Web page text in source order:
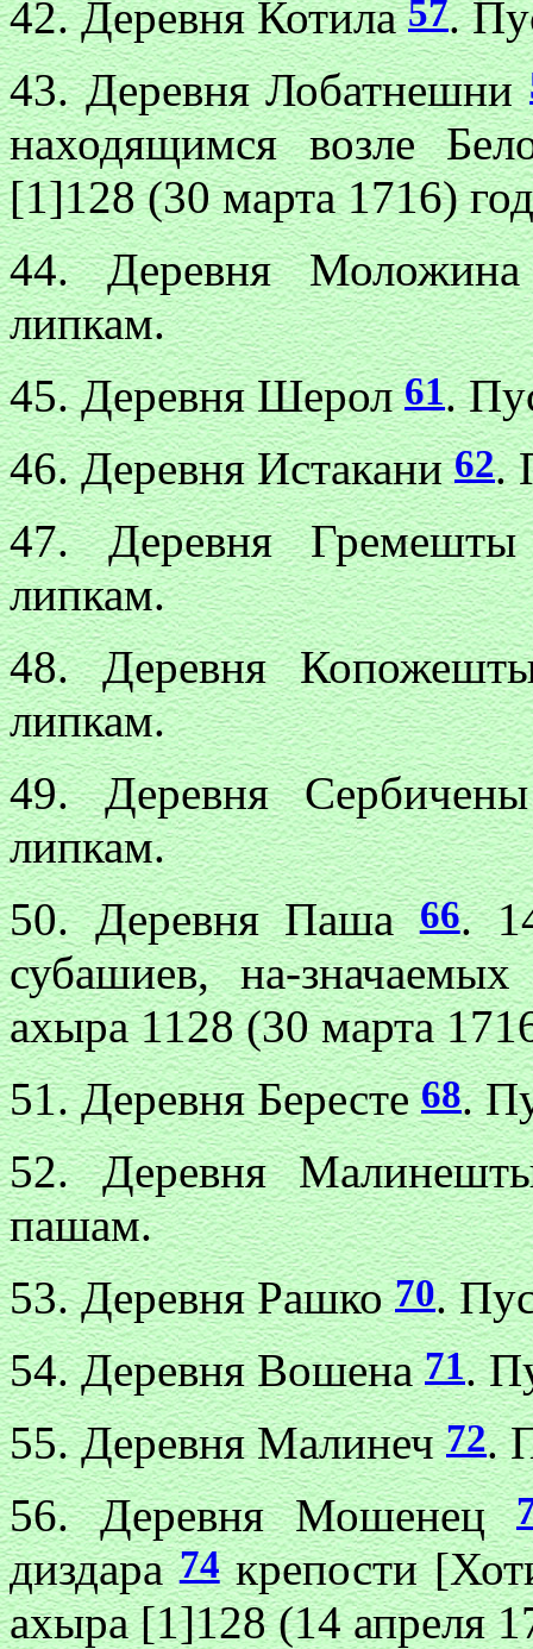
42. Деревня Котила57.
43. Деревня Лобатнешни
находящимся возле
[1]128 (30 марта 1716)
44. Деревня
липкам.
45. Деревня Шерол61.
46. Деревня Истакани62.
47. Деревня
липкам.
48. Деревня
липкам.
49. Деревня
липкам.
50. Деревня Паша66.
субашиев, на-
ахыра 1128 (30 марта
51. Деревня Бересте68.
52. Деревня
пашам.
53. Деревня Рашко70.
54. Деревня Вошена71.
55. Деревня Малинеч72.
56. Деревня Мошенец
диздара74крепости
ахыра [1]128 (14 апреля